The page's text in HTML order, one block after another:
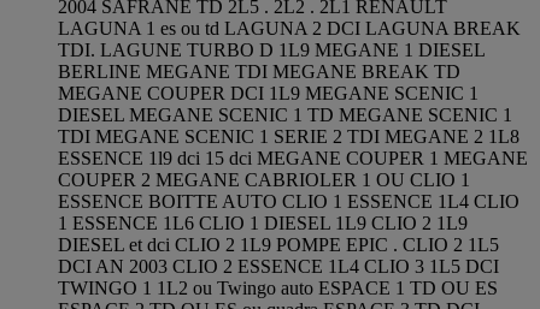
2004 SAFRANE TD 2L5 . 2L2 . 2L1 RENAULT
LAGUNA 1 es ou td LAGUNA 2 DCI LAGUNA BREAK
TDI. LAGUNE TURBO D 1L9 MEGANE 1 DIESEL
BERLINE MEGANE TDI MEGANE BREAK TD
MEGANE COUPER DCI 1L9 MEGANE SCENIC 1
DIESEL MEGANE SCENIC 1 TD MEGANE SCENIC 1
TDI MEGANE SCENIC 1 SERIE 2 TDI MEGANE 2 1L8
ESSENCE 1l9 dci 15 dci MEGANE COUPER 1 MEGANE
COUPER 2 MEGANE CABRIOLER 1 OU CLIO 1
ESSENCE BOITTE AUTO CLIO 1 ESSENCE 1L4 CLIO
1 ESSENCE 1L6 CLIO 1 DIESEL 1L9 CLIO 2 1L9
DIESEL et dci CLIO 2 1L9 POMPE EPIC . CLIO 2 1L5
DCI AN 2003 CLIO 2 ESSENCE 1L4 CLIO 3 1L5 DCI
TWINGO 1 1L2 ou Twingo auto ESPACE 1 TD OU ES